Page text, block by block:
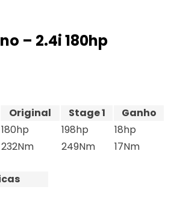
– 2.4i 180hp
Original Stage 1
Ganho
180hp 198hp
18hp
232Nm 249Nm 17Nm